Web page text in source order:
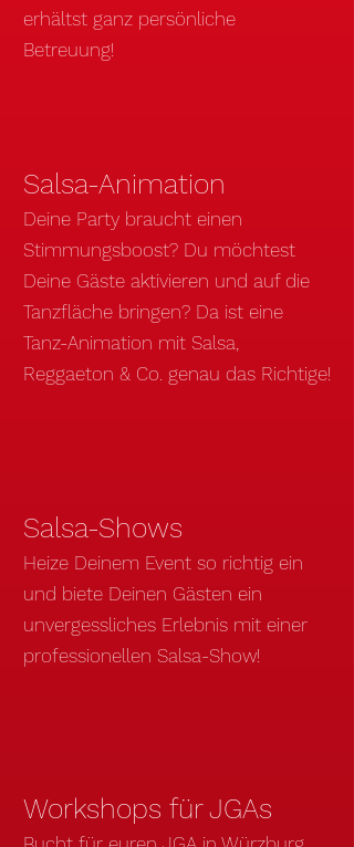
erhältst ganz persönliche
Betreuung!
Salsa-Animation
Deine Party braucht einen
Stimmungsboost? Du möchtest
Deine Gäste aktivieren und auf die
Tanzfläche bringen? Da ist eine
Tanz-Animation mit Salsa,
Reggaeton & Co. genau das Richtige!
Salsa-Shows
Heize Deinem Event so richtig ein
und biete Deinen Gästen ein
unvergessliches Erlebnis mit einer
professionellen Salsa-Show!
Workshops für JGAs